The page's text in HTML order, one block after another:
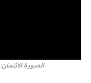
الصورة